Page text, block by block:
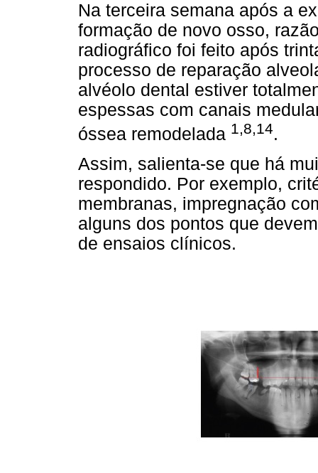
Na terceira semana após a
formação de novo osso,
radiográfico foi feito após
processo de reparação
alvéolo dental estiver
espessas com canais
óssea remodelada 1,8,14.
Assim, salienta-se que há
respondido. Por exemplo,
membranas, impregnação
alguns dos pontos que
de ensaios clínicos.